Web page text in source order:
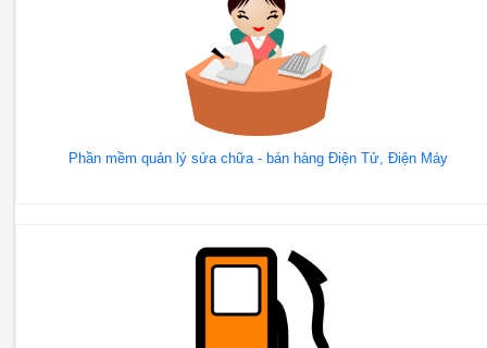
Phần mềm quản lý sửa chữa - bán hàng Điện Tử, Điện Máy